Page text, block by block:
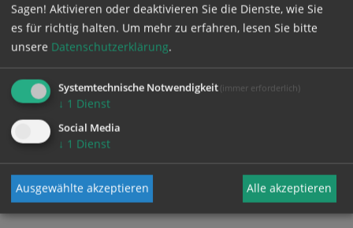
Bitte melden Sie sich mit Ihrem Benutzernamen
und Passwort an.
Benutzername
Passwort
Sagen! Aktivieren oder deaktivieren Sie die Dienste, wie Sie
es für richtig halten. Um mehr zu erfahren, lesen Sie bitte
unsere Datenschutzerklärung.
Systemtechnische Notwendigkeit (immer erforderlich)
↓ 1 Dienst
Social Media
↓ 1 Dienst
Ausgewählte akzeptieren Alle akzeptieren